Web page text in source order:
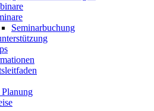
Seminarbuchung